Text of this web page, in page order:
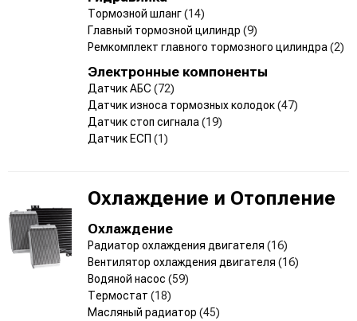
Тормозной шланг(14)
Главный тормозной цилиндр (9)
Ремкомплект главного тормозного цилиндра (2)
Электронные компоненты
Датчик АБС (72)
Датчик износа тормозных колодок(47)
Датчик стоп сигнала (19)
Датчик ЕСП (1)
Охлаждение и Отопление
Охлаждение
Радиатор охлаждения двигателя (16)
Вентилятор охлаждения двигателя (16)
Водяной насос (59)
Термостат (18)
Масляный радиатор (45)